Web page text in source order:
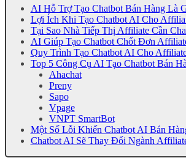
AI Hỗ Trợ Tạo Chatbot Bán Hàng Là
Lợi Ích Khi Tạo Chatbot AI Cho
Tại Sao Nhà Tiếp Thị Affiliate Cần
AI Giúp Tạo Chatbot Chốt Đơn
Quy Trình Tạo Chatbot AI Cho
Top 5 Công Cụ AI Tạo Chatbot Bán
Ahachat
Preny
Sapo
Vpage
VNPT SmartBot
Một Số Lỗi Khiến Chatbot AI Bán
Chatbot AI Sẽ Thay Đổi Ngành